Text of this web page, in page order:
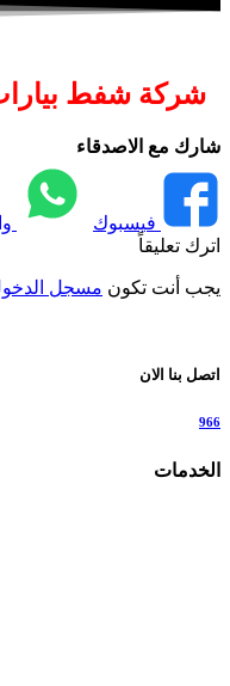
شركة شفط
شارك مع الاصدقاء
فيسبوك
اترك تعليقاً
يجب أنت تكون مسجل
اتصل بنا الان
966
الخدمات